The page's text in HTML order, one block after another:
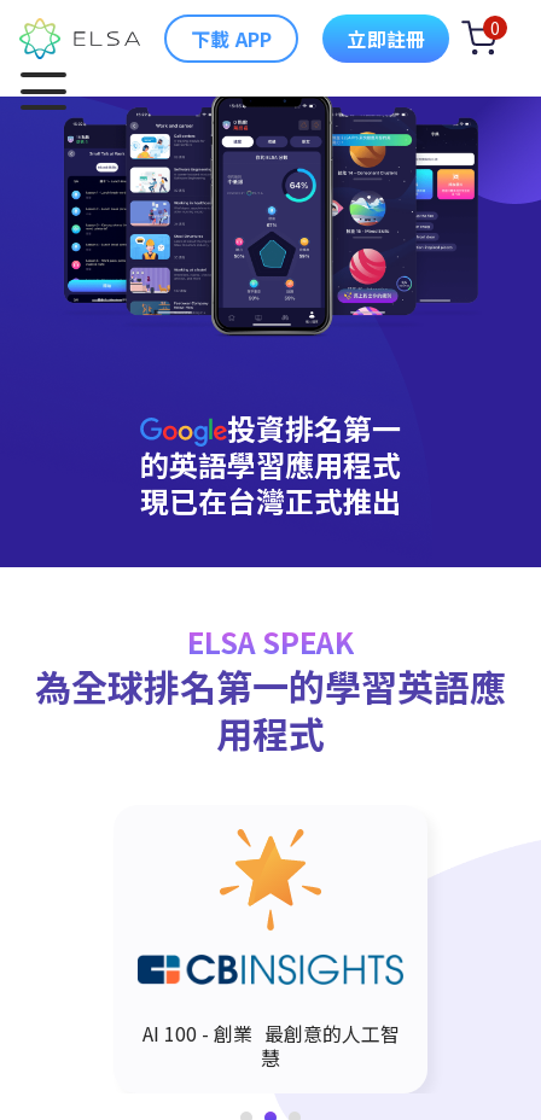
下載 APP 立即註冊 0
投資排名第一
的英語學習應用程式
現已在台灣正式推出
ELSA SPEAK
為全球排名第一的學習英語應
用程式
AI 100 - 創業 最創意的人工智
慧